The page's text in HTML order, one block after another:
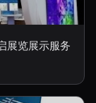
展览展示服务